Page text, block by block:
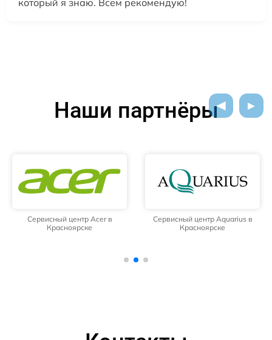
Наши партнёры
Сервисный центр Acer в
Красноярске
Сервисный центр Aquarius в
Красноярске